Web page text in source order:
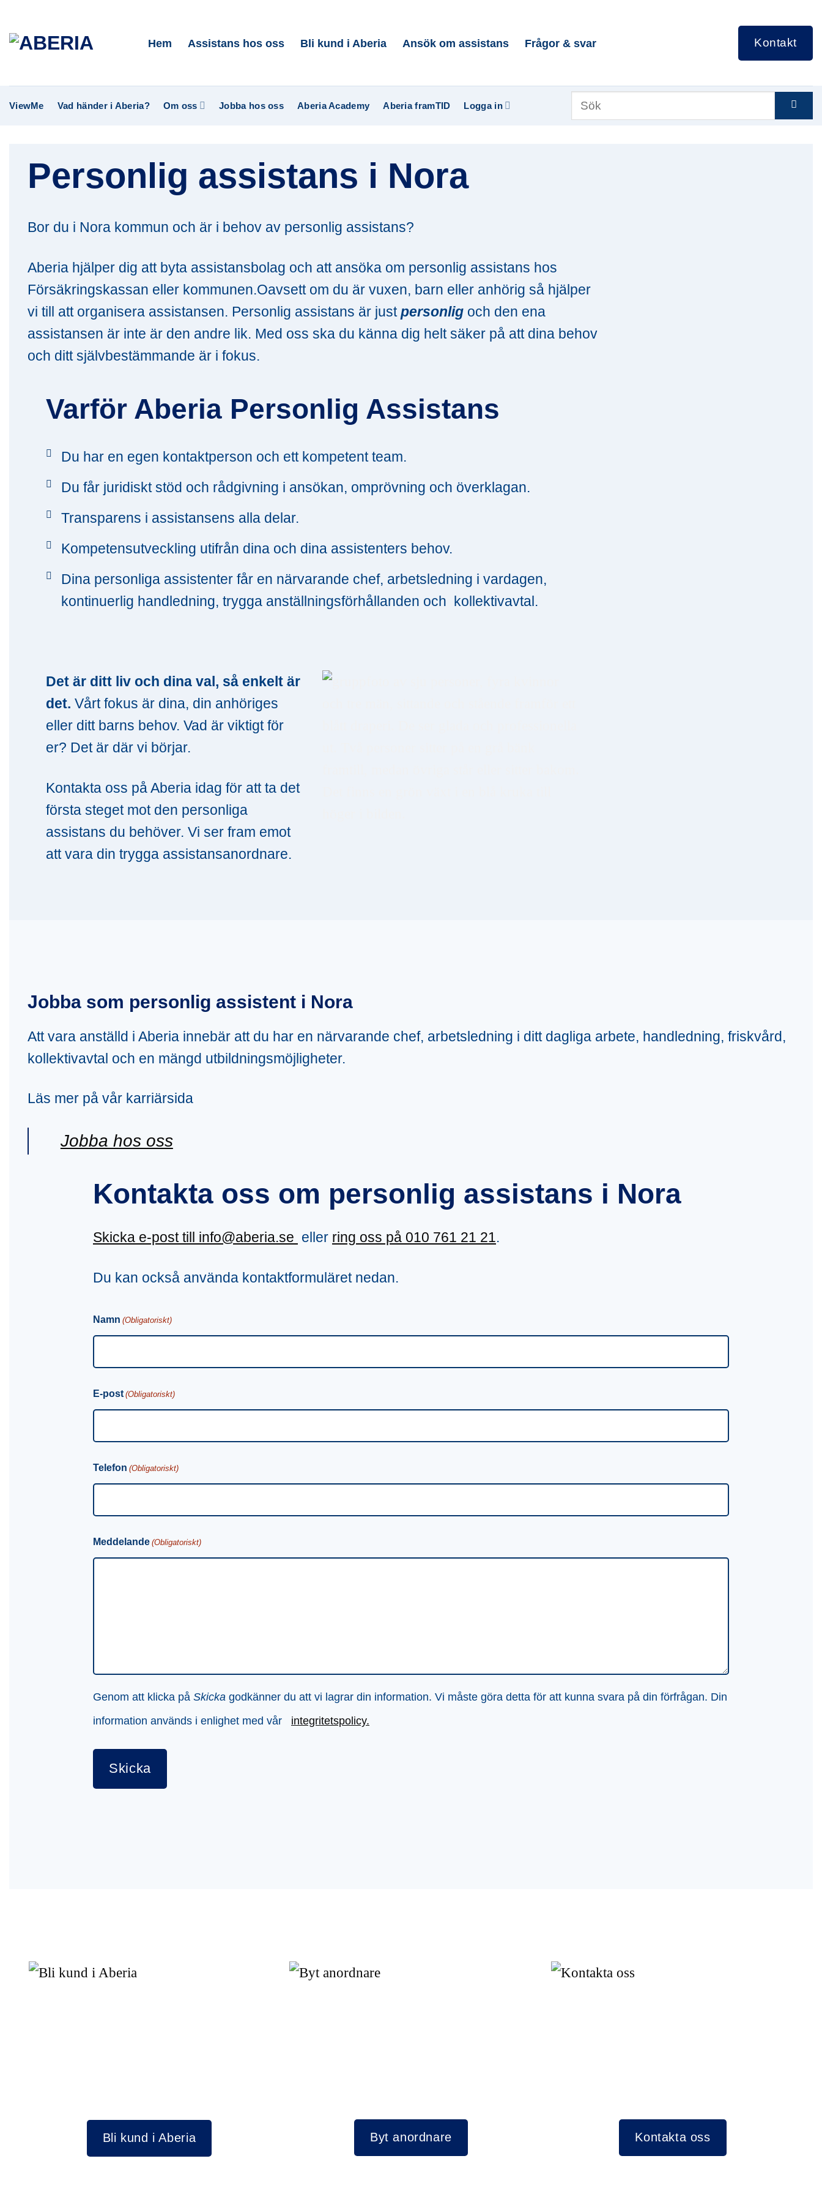
to
content
Hem Assistans hos oss Bli kund i Aberia Ansök om assistans Frågor & svar Kontakt
ViewMe Vad händer i Aberia? Om oss Jobba hos oss Aberia Academy Aberia framTID Logga in
Personlig assistans i Nora
Bor du i Nora kommun och är i behov av personlig assistans?
Aberia hjälper dig att byta assistansbolag och att ansöka om personlig assistans hos
Försäkringskassan eller kommunen.Oavsett om du är vuxen, barn eller anhörig så hjälper
vi till att organisera assistansen. Personlig assistans är justpersonlig och den ena
assistansen är inte är den andre lik. Med oss ska du känna dig helt säker på att dina behov
och ditt självbestämmande är i fokus.
Varför Aberia Personlig Assistans
Du har en egen kontaktperson och ett kompetent team.
Du får juridiskt stöd och rådgivning i ansökan, omprövning och överklagan.
Transparens i assistansens alla delar.
Kompetensutveckling utifrån dina och dina assistenters behov.
Dina personliga assistenter får en närvarande chef, arbetsledning i vardagen,
kontinuerlig handledning, trygga anställningsförhållanden och kollektivavtal.
Det är ditt liv och dina val, så enkelt är
det. Vårt fokus är dina, din anhöriges
eller ditt barns behov. Vad är viktigt för
er? Det är där vi börjar.
Kontakta oss på Aberia idag för att ta det
första steget mot den personliga
assistans du behöver. Vi ser fram emot
att vara din trygga assistansanordnare.
Jobba som personlig assistent i Nora
Att vara anställd i Aberia innebär att du har en närvarande chef, arbetsledning i ditt dagliga arbete, handledning, friskvård,
kollektivavtal och en mängd utbildningsmöjligheter.
Läs mer på vår karriärsida
Jobba hos oss
Kontakta oss om personlig assistans i Nora
Skicka e-post till info@aberia.se eller ring oss på 010 761 21 21.
Du kan också använda kontaktformuläret nedan.
Namn (Obligatoriskt)
E-post (Obligatoriskt)
Telefon (Obligatoriskt)
Meddelande (Obligatoriskt)
Genom att klicka på Skicka godkänner du att vi lagrar din information. Vi måste göra detta för att kunna svara på din förfrågan. Din
information används i enlighet med vår
integritetspolicy.
Bli kund i Aberia Byt anordnare Kontakta oss